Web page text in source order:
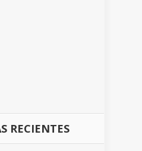
RECIENTES